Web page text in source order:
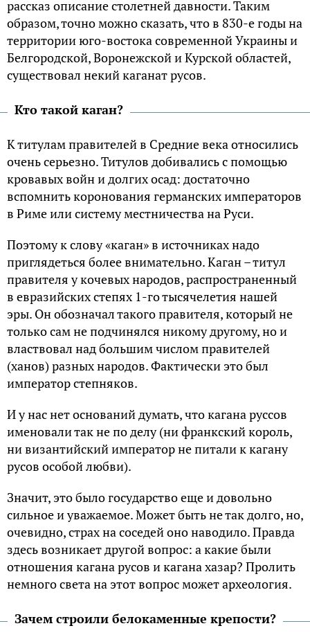
рассказ описание столетней давности. Таким
образом, точно можно сказать, что в 830-е годы на
территории юго-востока современной Украины и
Белгородской, Воронежской и Курской областей,
существовал некий каганат русов.
Кто такой каган?
К титулам правителей в Средние века относились
очень серьезно. Титулов добивались с помощью
кровавых войн и долгих осад: достаточно
вспомнить коронования германских императоров
в Риме или систему местничества на Руси.
Поэтому к слову «каган» в источниках надо
приглядеться более внимательно. Каган – титул
правителя у кочевых народов, распространенный
в евразийских степях 1-го тысячелетия нашей
эры. Он обозначал такого правителя, который не
только сам не подчинялся никому другому, но и
властвовал над большим числом правителей
(ханов) разных народов. Фактически это был
император степняков.
И у нас нет оснований думать, что кагана руссов
именовали так не по делу (ни франкский король,
ни византийский император не питали к кагану
русов особой любви).
Значит, это было государство еще и довольно
сильное и уважаемое. Может быть не так долго, но,
очевидно, страх на соседей оно наводило. Правда
здесь возникает другой вопрос: а какие были
отношения кагана русов и кагана хазар? Пролить
немного света на этот вопрос может археология.
Зачем строили белокаменные крепости?